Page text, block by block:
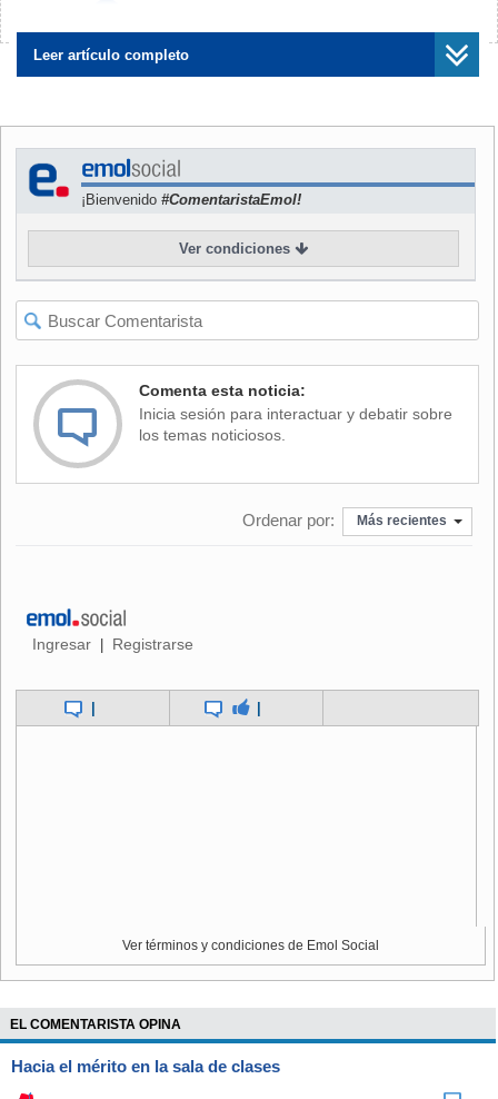
mexicano, en el marco de un futuro acuerdo de libre
comercio entre Chile y Estados Unidos.
acuerdo, Alfonso Vargas, la restricción a la entrada del
prodcuto mexicano se sustenta en razones fitosanitarias,
considerando que la producción de palta en México se da
en un clima semi tropical, muy favorable a la aparición de
plagas, mientras que en Chile, por tener un clima
mediterráneo, lo cultivos se ven libres del ataque de estas
plagas
Asimismo, Vargas comentó que existen razones políticas
"Chile podría ver cerradas las puertas del mercado
estadounidense, que aduciendo la importación de palta
Hass desde México a Chile, incluiría plagas como el
Gusano Barrenador o la 'arañita roja' podría colocar trabas
también el ministro de Agricultura, Jaime Campos; y el
director del SSAG.
"Estoy muy satisfecho y esperanzado en que todas las
gestiones que hemos hecho den los resultados esperados.
ahora nos abocaremos a que las autoridades estudien más
detenidamente las restricciones que se deben tener en
cuenta para no perjudicar la producción ni las
exportaciones de palta Hass chilena".
Leer artículo completo
¡Bienvenido #ComentaristaEmol!
Ver condiciones
Comenta esta noticia:
Inicia sesión para interactuar y debatir sobre
los temas noticiosos.
Ordenar por: Más recientes
Ingresar Registrarse
Ver términos y condiciones de Emol Social
EL COMENTARISTA OPINA
Hacia el mérito en la sala de clases